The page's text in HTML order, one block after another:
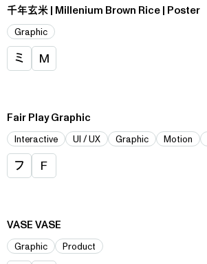
千年玄米 | Millenium Brown Rice | Poster
Graphic
ミ M
Fair Play Graphic
Interactive UI / UX Graphic Motion
フ F
VASE VASE
Graphic Product